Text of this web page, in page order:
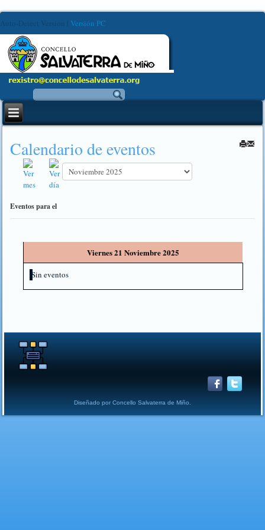
Auto-Detect Version Versión PC
Calendario de eventos
Eventos para el
Viernes 21 Noviembre 2025
Sin eventos
Diseñado por Concello Salvaterra de Miño.